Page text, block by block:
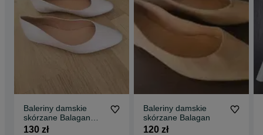
Baleriny damskie
skórzane Balagan
stan bdb
130 zł
Baleriny damskie
skórzane Balagan
120 zł